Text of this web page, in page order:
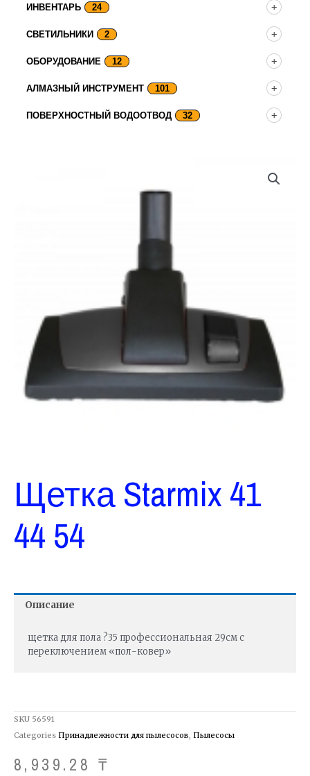
ИНВЕНТАРЬ 24
СВЕТИЛЬНИКИ 2
ОБОРУДОВАНИЕ 12
АЛМАЗНЫЙ ИНСТРУМЕНТ 101
ПОВЕРХНОСТНЫЙ ВОДООТВОД 32
Щетка Starmix 41
44 54
Описание
щетка для пола ?35 профессиональная 29см с
переключением «пол-ковер»
SKU 56591
Categories Принадлежности для пылесосов, Пылесосы
8,939.28 ₸